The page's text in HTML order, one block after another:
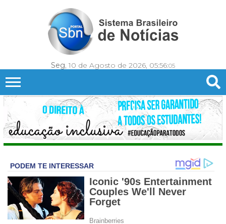
Seg, 10 de Agosto de 2026, 05:56:07